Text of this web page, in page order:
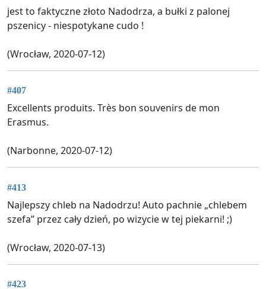
jest to faktyczne złoto Nadodrza, a bułki z palonej
pszenicy - niespotykane cudo !
(Wrocław, 2020-07-12)
#407
Excellents produits. Très bon souvenirs de mon
Erasmus.
(Narbonne, 2020-07-12)
#413
Najlepszy chleb na Nadodrzu! Auto pachnie „chlebem
szefa” przez cały dzień, po wizycie w tej piekarni! ;)
(Wrocław, 2020-07-13)
#423